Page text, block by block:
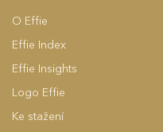
O Effie
Effie Index
Effie Insights
Logo Effie
Ke stažení